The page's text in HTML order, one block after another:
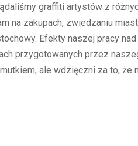
graffiti artystów z
na zakupach, zwiedzaniu
Efekty naszej pracy
przygotowanych przez
ale wdzięczni za to, że